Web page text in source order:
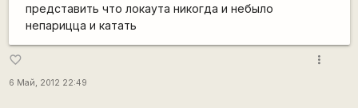
представить что локаута никогда и небыло
непарицца и катать
favorite_border
6 Май, 2012 22:49
more_vert